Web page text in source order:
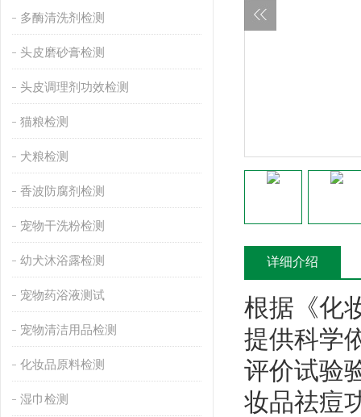
多酶清洗剂检测
头皮磨砂膏检测
头皮调理剂功效检测
猫粮检测
犬粮检测
香波防腐剂检测
宠物干洗粉检测
幼犬沐浴露检测
宠物药浴液测试
宠物清洁用品检测
化妆品原料检测
湿巾检测
详细介绍
根据《化
提供科学
评价试验
妆品祛痘